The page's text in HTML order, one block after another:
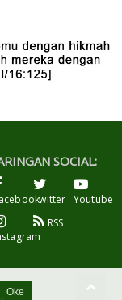
SOCIAL:
Twitter Youtube
RSS
Oke